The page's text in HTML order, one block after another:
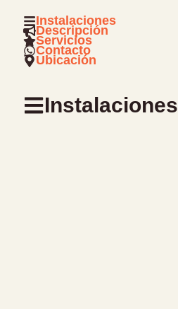
Instalaciones
Descripción
Servicios
Contacto
Ubicación
Instalaciones